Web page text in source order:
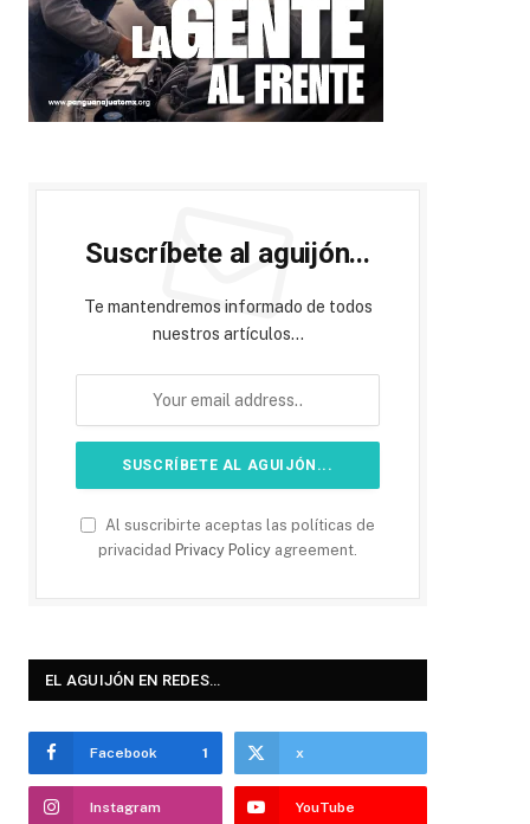
Suscríbete al aguijón...
Te mantendremos informado de todos
nuestros artículos...
Al suscribirte aceptas las políticas de
privacidad Privacy Policy agreement.
EL AGUIJÓN EN REDES…
Facebook 1 x
Instagram YouTube